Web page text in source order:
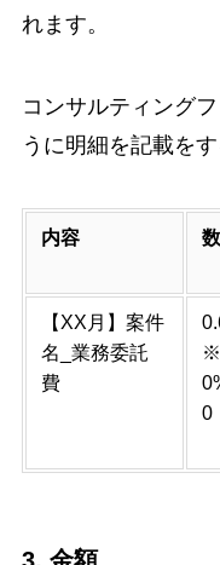
れます。
コンサルティング
うに明細を記載を
内容
【XX月】案件
名_業務委託
費
※
0